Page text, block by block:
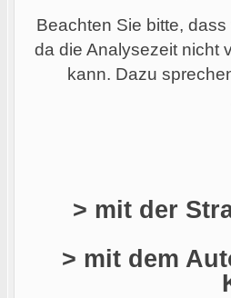
Beachten Sie bitte,
da die Analysezeit nicht
kann. Dazu
> mit der
> mit dem